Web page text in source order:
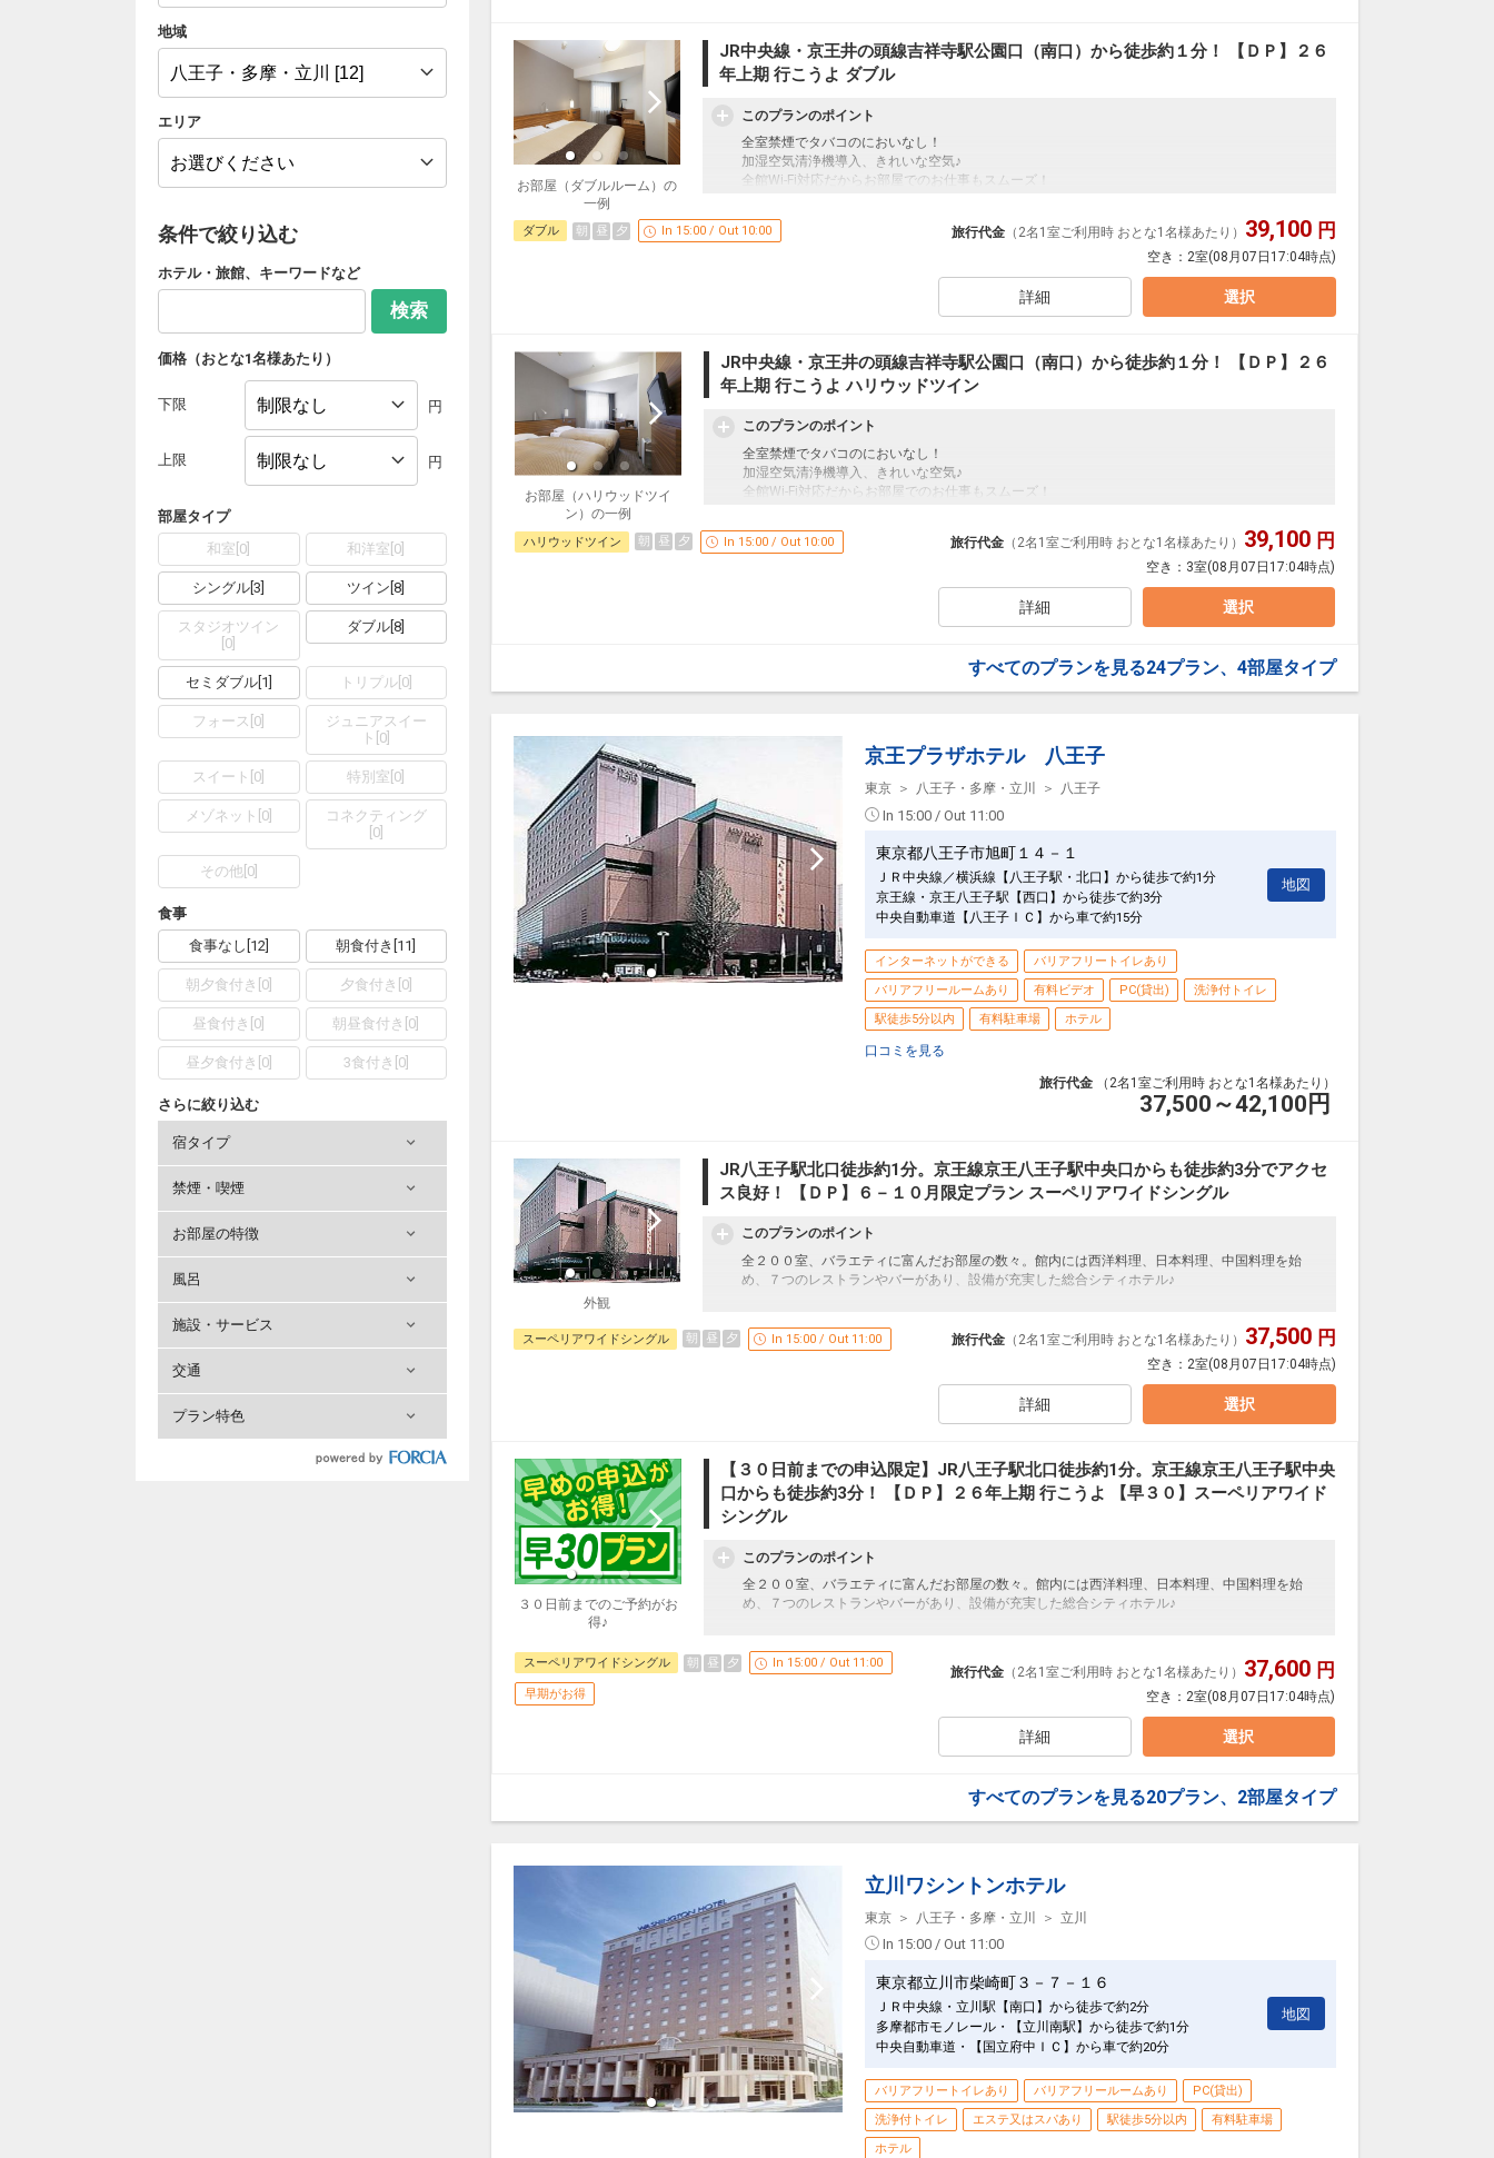
地域
エリア
条件で絞り込む
ホテル・旅館、キーワードなど
検索
価格（おとな1名様あたり）
下限 円
上限 円
部屋タイプ
和室 0 和洋室 0
シングル [3 ツイン [8
スタジオツイン
0
ダブル [8
セミダブル[ 1 トリプル[ 0]
フォース 0
ジュニアスイー
ト 0
スイート 0 特別室 0
メゾネット 0]
コネクティング
0]
その他[ 0]
食事
食事なし 12] 朝食付き 11
朝夕食付き 0] 夕食付き 0]
昼食付き 0 朝昼食付き 0
昼夕食付き 0] 3食付き 0]
さらに絞り込む
宿タイプ
禁煙・喫煙
お部屋の特徴
風呂
施設・サービス
交通
プラン特色
お部屋（ダブルルーム）の
一例
JR中央線・京王井の頭線吉祥寺駅公園口（南口）から徒歩約１分！ 【ＤＰ】２６
年上期 行こうよ ダブル
このプランのポイント
全室禁煙でタバコのにおいなし！
加湿空気清浄機導入、きれいな空気♪
全館Wi-Fi対応だからお部屋でのお仕事もスムーズ！
「食事なしプラン」と「朝食付プラン」をご用意しています。
●「食事なしプラン」と「朝食付プラン」を掲載しています。
の項目でご確認のうえ、予約にお進み下さい。
設定期間：2026年4月1日～2026年9月30日
ダブル 朝 昼 夕 In 15:00 / Out 10:00 旅行代金 （2名1室ご利用時 おとな1名様あたり） 39,100 円
空き： 2室(08月07日17:04時点)
詳細 選択
お部屋（ハリウッドツイ
ン）の一例
JR中央線・京王井の頭線吉祥寺駅公園口（南口）から徒歩約１分！ 【ＤＰ】２６
年上期 行こうよ ハリウッドツイン
このプランのポイント
全室禁煙でタバコのにおいなし！
加湿空気清浄機導入、きれいな空気♪
全館Wi-Fi対応だからお部屋でのお仕事もスムーズ！
「食事なしプラン」と「朝食付プラン」をご用意しています。
●「食事なしプラン」と「朝食付プラン」を掲載しています。
の項目でご確認のうえ、予約にお進み下さい。
設定期間：2026年4月1日～2026年9月30日
ハリウッドツイン 朝 昼 夕 In 15:00 / Out 10:00 旅行代金 （2名1室ご利用時 おとな1名様あたり） 39,100 円
空き： 3室(08月07日17:04時点)
詳細 選択
すべてのプランを見る24プラン、4部屋タイプ
京王プラザホテル 八王子
東京 八王子・多摩・立川 八王子
In 15:00 / Out 11:00
東京都八王子市旭町１４－１
ＪＲ中央線／横浜線【八王子駅・北口】から徒歩で約1分
京王線・京王八王子駅【西口】から徒歩で約3分
中央自動車道【八王子ＩＣ】から車で約15分
地図
インターネットができる
バリアフリートイレあり
バリアフリールームあり
有料ビデオ PC(貸出)
洗浄付トイレ
駅徒歩5分以内
有料駐車場 ホテル
口コミを見る
旅行代金 （2名1室ご利用時 おとな1名様あたり）
37,500～42,100 円
外観
JR八王子駅北口徒歩約1分。京王線京王八王子駅中央口からも徒歩約3分でアクセ
ス良好！ 【ＤＰ】６－１０月限定プラン スーペリアワイドシングル
このプランのポイント
全２００室、バラエティに富んだお部屋の数々。館内には西洋料理、日本料理、中国料理を始
め、７つのレストランやバーがあり、設備が充実した総合シティホテル♪
●「食事なしプラン」と「朝食付プラン」を掲載しています。
※ご覧のページがどちらかを
の項目でご確認のうえ、予約にお進み下さい。
スーペリアワイドシングル 朝 昼 夕 In 15:00 / Out 11:00 旅行代金 （2名1室ご利用時 おとな1名様あたり） 37,500 円
空き： 2室(08月07日17:04時点)
詳細 選択
３０日前までのご予約がお
得♪
【３０日前までの申込限定】JR八王子駅北口徒歩約1分。京王線京王八王子駅中央
口からも徒歩約3分！ 【ＤＰ】２６年上期 行こうよ 【早３０】スーペリアワイド
シングル
このプランのポイント
全２００室、バラエティに富んだお部屋の数々。館内には西洋料理、日本料理、中国料理を始
め、７つのレストランやバーがあり、設備が充実した総合シティホテル♪
早期予約限定！３０日前までのご予約がお得です。
※本プランは３０日前までの受付限定です。
２９日前以降の宿泊条件の変更（部屋、人数、おとな・こどもの内訳、食事条件・内容 等）はで
「食事なしプラン」と「朝食付プラン」をご用意しています。
【食事条件】の項目でご確認のうえ、予約にお進み下さい。
インターネットコース番号：DP-1-17535479
スーペリアワイドシングル 朝 昼 夕 In 15:00 / Out 11:00
早期がお得
旅行代金 （2名1室ご利用時 おとな1名様あたり） 37,600 円
空き： 2室(08月07日17:04時点)
詳細 選択
すべてのプランを見る20プラン、2部屋タイプ
立川ワシントンホテル
東京 八王子・多摩・立川 立川
In 15:00 / Out 11:00
東京都立川市柴崎町３－７－１６
ＪＲ中央線・立川駅【南口】から徒歩で約2分
多摩都市モノレール・【立川南駅】から徒歩で約1分
中央自動車道・【国立府中ＩＣ】から車で約20分
地図
バリアフリートイレあり バリアフリールームあり
PC(貸出)
洗浄付トイレ
エステ又はスパあり 駅徒歩5分以内
有料駐車場
ホテル